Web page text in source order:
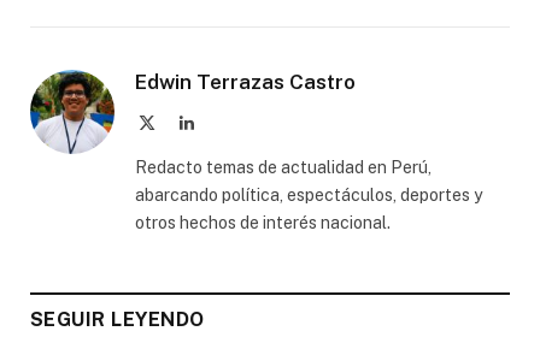
Edwin Terrazas Castro
LinkedIn
Redacto temas de actualidad en Perú,
abarcando política, espectáculos, deportes y
otros hechos de interés nacional.
SEGUIR LEYENDO